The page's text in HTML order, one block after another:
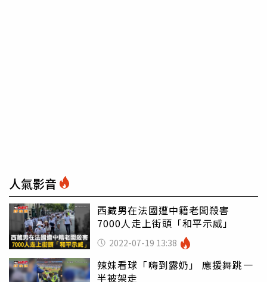
人氣影音
西藏男在法國遭中籍老闆殺害
7000人走上街頭「和平示威」
2022-07-19 13:38
辣妹看球「嗨到露奶」 應援舞跳一
半被架走